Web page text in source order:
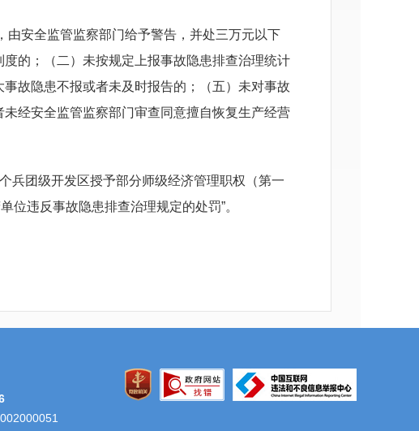
安全监管监察部门给予警告，并处三万元以下
的；（二）未按规定上报事故隐患排查治理统计
故隐患不报或者未及时报告的；（五）未对事故
经安全监管监察部门审查同意擅自恢复生产经营
兵团级开发区授予部分师级经济管理职权（第一
位违反事故隐患排查治理规定的处罚”。